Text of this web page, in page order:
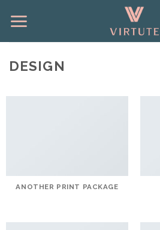
para
DESIGN
ANOTHER PRINT PACKAGE